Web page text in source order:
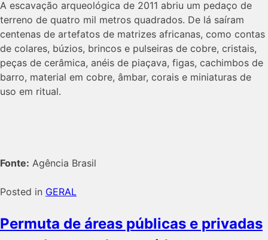
A escavação arqueológica de 2011 abriu um pedaço de
terreno de quatro mil metros quadrados. De lá saíram
centenas de artefatos de matrizes africanas, como contas
de colares, búzios, brincos e pulseiras de cobre, cristais,
peças de cerâmica, anéis de piaçava, figas, cachimbos de
barro, material em cobre, âmbar, corais e miniaturas de
uso em ritual.
Fonte: Agência Brasil
Posted in GERAL
Permuta de áreas públicas e privadas